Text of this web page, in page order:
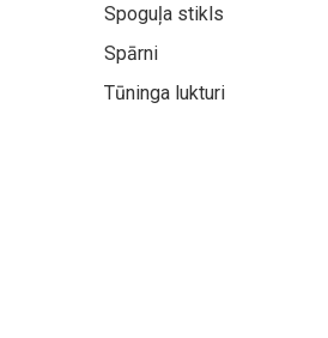
Spoguļa stikls
Spārni
Tūninga lukturi